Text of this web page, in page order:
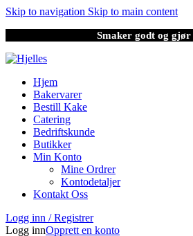
Skip to navigation Skip to main content
Smaker godt og gjør
Hjem
Bakervarer
Bestill Kake
Catering
Bedriftskunde
Butikker
Min Konto
Mine Ordrer
Kontodetaljer
Kontakt Oss
Logg inn / Registrer
Logg innOpprett en konto